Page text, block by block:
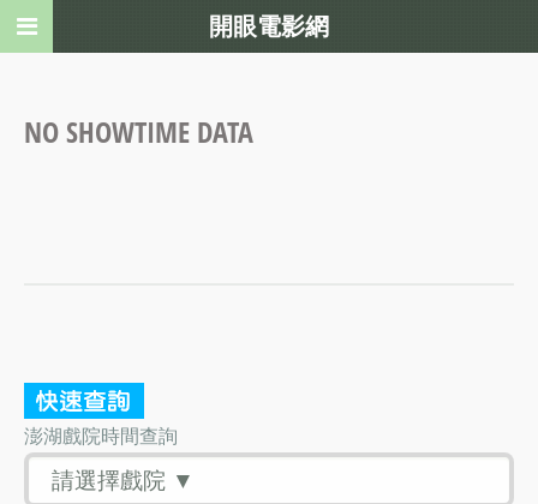
NO SHOWTIME DATA
澎湖戲院時間查詢
開眼電影網